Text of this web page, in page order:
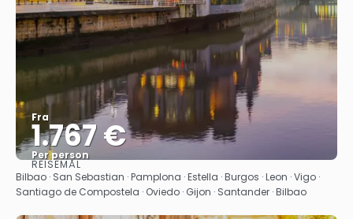
Fra
1.767 €
Per person
Se
REISEMÅL
Bilbao · San Sebastian · Pamplona · Estella · Burgos · Leon · Vigo ·
Santiago de Compostela · Oviedo · Gijon · Santander · Bilbao